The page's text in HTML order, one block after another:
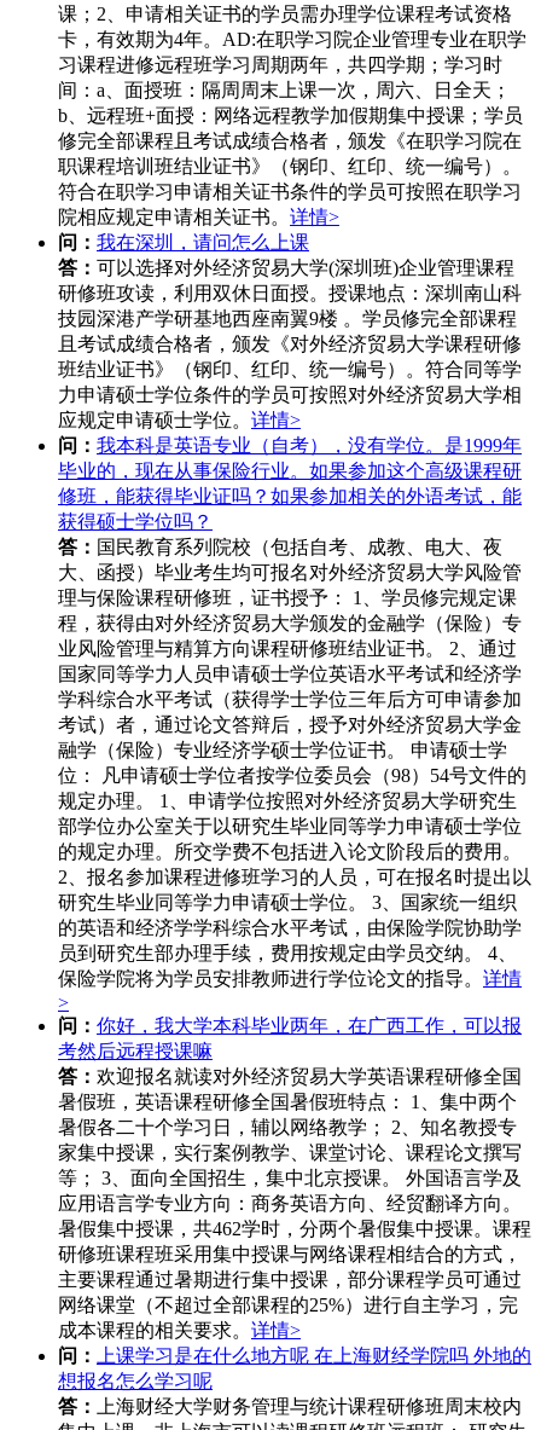
课；2、申请相关证书的学员需办理学位课程考试资格
卡，有效期为4年。AD:在职学习院企业管理专业在职学
习课程进修远程班学习周期两年，共四学期；学习时
间：a、面授班：隔周周末上课一次，周六、日全天；
b、远程班+面授：网络远程教学加假期集中授课；学员
修完全部课程且考试成绩合格者，颁发《在职学习院在
职课程培训班结业证书》（钢印、红印、统一编号）。
符合在职学习申请相关证书条件的学员可按照在职学习
院相应规定申请相关证书。 详情>
问： 我在深圳，请问怎么上课
答： 可以选择对外经济贸易大学(深圳班)企业管理课程
研修班攻读，利用双休日面授。授课地点：深圳南山科
技园深港产学研基地西座南翼9楼 。学员修完全部课程
且考试成绩合格者，颁发《对外经济贸易大学课程研修
班结业证书》（钢印、红印、统一编号）。符合同等学
力申请硕士学位条件的学员可按照对外经济贸易大学相
应规定申请硕士学位。 详情>
问： 我本科是英语专业（自考），没有学位。是1999年
毕业的，现在从事保险行业。如果参加这个高级课程研
修班，能获得毕业证吗？如果参加相关的外语考试，能
获得硕士学位吗？
答： 国民教育系列院校（包括自考、成教、电大、夜
大、函授）毕业考生均可报名对外经济贸易大学风险管
理与保险课程研修班，证书授予： 1、学员修完规定课
程，获得由对外经济贸易大学颁发的金融学（保险）专
业风险管理与精算方向课程研修班结业证书。 2、通过
国家同等学力人员申请硕士学位英语水平考试和经济学
学科综合水平考试（获得学士学位三年后方可申请参加
考试）者，通过论文答辩后，授予对外经济贸易大学金
融学（保险）专业经济学硕士学位证书。 申请硕士学
位： 凡申请硕士学位者按学位委员会（98）54号文件的
规定办理。 1、申请学位按照对外经济贸易大学研究生
部学位办公室关于以研究生毕业同等学力申请硕士学位
的规定办理。所交学费不包括进入论文阶段后的费用。
2、报名参加课程进修班学习的人员，可在报名时提出以
研究生毕业同等学力申请硕士学位。 3、国家统一组织
的英语和经济学学科综合水平考试，由保险学院协助学
员到研究生部办理手续，费用按规定由学员交纳。 4、
保险学院将为学员安排教师进行学位论文的指导。 详情
>
问： 你好，我大学本科毕业两年，在广西工作，可以报
考然后远程授课嘛
答： 欢迎报名就读对外经济贸易大学英语课程研修全国
暑假班，英语课程研修全国暑假班特点： 1、集中两个
暑假各二十个学习日，辅以网络教学； 2、知名教授专
家集中授课，实行案例教学、课堂讨论、课程论文撰写
等； 3、面向全国招生，集中北京授课。 外国语言学及
应用语言学专业方向：商务英语方向、经贸翻译方向。
暑假集中授课，共462学时，分两个暑假集中授课。课程
研修班课程班采用集中授课与网络课程相结合的方式，
主要课程通过暑期进行集中授课，部分课程学员可通过
网络课堂（不超过全部课程的25%）进行自主学习，完
成本课程的相关要求。 详情>
问：
上课学习是在什么地方呢 在上海财经学院吗 外地的
想报名怎么学习呢
答：
上海财经大学财务管理与统计课程研修班周末校内